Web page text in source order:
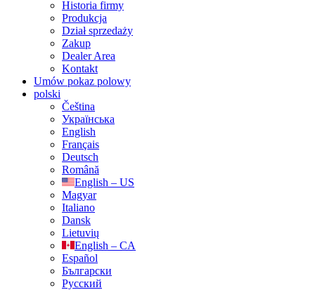
Historia firmy
Produkcja
Dział sprzedaży
Zakup
Dealer Area
Kontakt
Umów pokaz polowy
polski
Čeština
Українська
English
Français
Deutsch
Română
English – US
Magyar
Italiano
Dansk
Lietuvių
English – CA
Español
Български
Русский